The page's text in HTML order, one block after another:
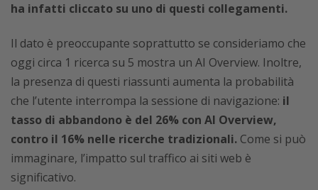
ha infatti cliccato su uno di questi collegamenti.
Il dato è preoccupante soprattutto se consideriamo che
oggi circa 1 ricerca su 5 mostra un AI Overview. Inoltre,
la presenza di questi riassunti aumenta la probabilità
che l’utente interrompa la sessione di navigazione: il
tasso di abbandono è del 26% con AI Overview,
contro il 16% nelle ricerche tradizionali. Come si può
immaginare, l’impatto sul traffico ai siti web è
significativo.